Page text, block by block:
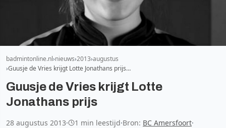
badmintonline.nl nieuws 2013 augustus
Guusje de Vries krijgt Lotte Jonathans prijs…
Guusje de Vries krijgt Lotte
Jonathans prijs
28 augustus 2013· 1 min leestijd·Bron: BC Amersfoort·